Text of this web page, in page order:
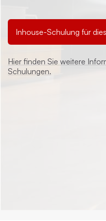
Inhouse-Schulung für
Hier finden Sie weitere
Schulungen.